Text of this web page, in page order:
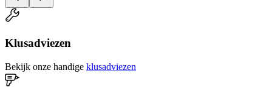
Klusadviezen
Bekijk onze handige klusadviezen